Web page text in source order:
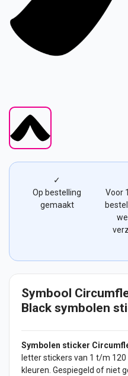
✓
Op bestelling
gemaakt
Voor
Symbool
Black symbolen
Symbolen sticker
letterstickers van 1 t/m 120
kleuren. Gespiegeld of niet